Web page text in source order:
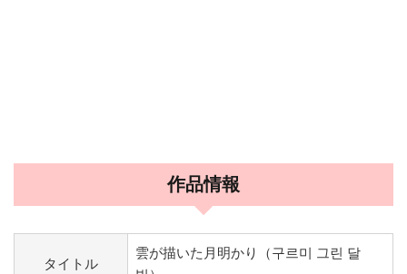
作品情報
タイトル
雲が描いた月明かり（구르미 그린 달